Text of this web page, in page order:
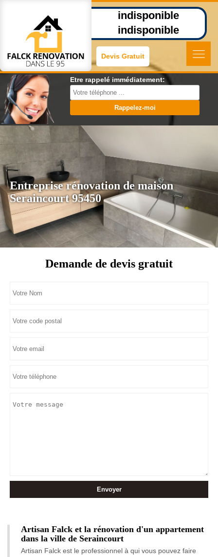
indisponible
indisponible
Devis Gratuit
Etre rappelé immédiatement:
Entreprise rénovation de maison
Seraincourt 95450
Demande de devis gratuit
Artisan Falck et la rénovation d'un appartement
dans la ville de Seraincourt
Artisan Falck est le professionnel à qui vous pouvez faire